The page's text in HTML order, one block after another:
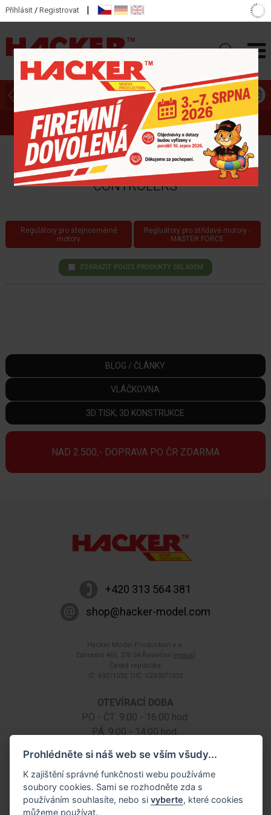
Přihlásit / Registrovat |
ZOBRAZIT HLAVNÍ KATEGORIE
REGULÁTORY OTÁČEK - MASTER
CONTROLERS
Regulátory pro stejnosměrné
motory
Regluátory pro střídavé motory -
MASTER FORCE
ZOBRAZIT POUZE PRODUKTY SKLADEM
BLOG / ČLÁNKY
VLÁČKOVNA
3D TISK, 3D KONSTRUKCE
NAD 2.500,- DOPRAVA PO ČR ZDARMA
+420 313 564 381
shop@hacker-model.com
Hacker Model Production a.s.
Zahradní 465, 270 54 Řevničov ( mapa )
Česká republika
IČ: 63271532, DIČ: CZ63271532
OTEVÍRACÍ DOBA
PO - ČT: 9:00 - 16:00 hod.
PÁ: 9:00 - 14:00 hod.
Prohlédněte si náš web se vším všudy...
K zajištění správné funkčnosti webu používáme
soubory cookies. Sami se rozhodněte zda s
používáním souhlasíte, nebo sivyberte, které cookies
můžeme používat.